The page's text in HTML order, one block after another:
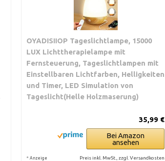
OYADISIIOP Tageslichtlampe, 15000
LUX Lichttherapielampe mit
Fernsteuerung, Tageslichtlampen mit
Einstellbaren Lichtfarben, Helligkeiten
und Timer, LED Simulation von
Tageslicht(Helle Holzmaserung)
35,99 €
Bei Amazon
ansehen
* Anzeige Preis inkl. MwSt., zzgl. Versandkosten